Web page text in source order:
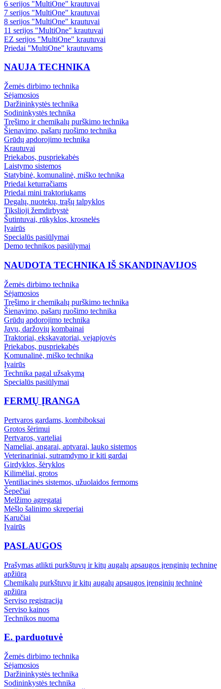
6 serijos "MultiOne" krautuvai
7 serijos "MultiOne" krautuvai
8 serijos "MultiOne" krautuvai
11 serijos "MultiOne" krautuvai
EZ serijos "MultiOne" krautuvai
Priedai "MultiOne" krautuvams
NAUJA TECHNIKA
Žemės dirbimo technika
Sėjamosios
Daržininkystės technika
Sodininkystės technika
Tręšimo ir chemikalų purškimo technika
Šienavimo, pašarų ruošimo technika
Grūdų apdorojimo technika
Krautuvai
Priekabos, puspriekabės
Laistymo sistemos
Statybinė, komunalinė, miško technika
Priedai keturračiams
Priedai mini traktoriukams
Degalų, nuotekų, trąšų talpyklos
Tikslioji žemdirbystė
Šutintuvai, rūkyklos, krosnelės
Įvairūs
Specialūs pasiūlymai
Demo technikos pasiūlymai
NAUDOTA TECHNIKA IŠ SKANDINAVIJOS
Žemės dirbimo technika
Sėjamosios
Tręšimo ir chemikalų purškimo technika
Šienavimo, pašarų ruošimo technika
Grūdų apdorojimo technika
Javų, daržovių kombainai
Traktoriai, ekskavatoriai, vejapjovės
Priekabos, puspriekabės
Komunalinė, miško technika
Įvairūs
Technika pagal užsakymą
Specialūs pasiūlymai
FERMŲ ĮRANGA
Pertvaros gardams, kombiboksai
Grotos šėrimui
Pertvaros, varteliai
Nameliai, angarai, aptvarai, lauko sistemos
Veterinariniai, sutramdymo ir kiti gardai
Girdyklos, šėryklos
Kilimėliai, grotos
Ventiliacinės sistemos, užuolaidos fermoms
Šepečiai
Melžimo agregatai
Mėšlo šalinimo skreperiai
Karučiai
Įvairūs
PASLAUGOS
Prašymas atlikti purkštuvų ir kitų augalų apsaugos įrenginių techninę
apžiūrą
Chemikalų purkštuvų ir kitų augalų apsaugos įrenginių techninė
apžiūra
Serviso registracija
Serviso kainos
Technikos nuoma
E. parduotuvė
Žemės dirbimo technika
Sėjamosios
Daržininkystės technika
Sodininkystės technika